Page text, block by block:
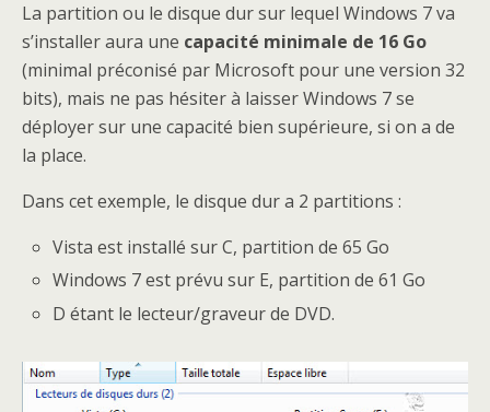
La partition ou le disque dur sur lequel Windows 7 va
s’installer aura une capacité minimale de 16 Go
(minimal préconisé par Microsoft pour une version 32
bits), mais ne pas hésiter à laisser Windows 7 se
déployer sur une capacité bien supérieure, si on a de
la place.
Dans cet exemple, le disque dur a 2 partitions :
Vista est installé sur C, partition de 65 Go
Windows 7 est prévu sur E, partition de 61 Go
D étant le lecteur/graveur de DVD.